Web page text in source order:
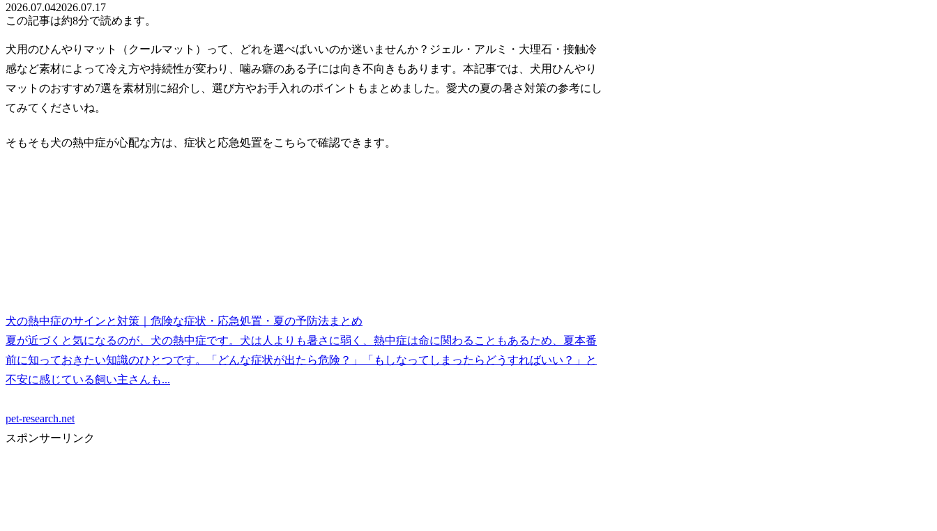
2026.07.042026.07.17
この記事は約8分で読めます。
犬用のひんやりマット（クールマット）って、どれを選べばいいのか迷いませんか？ジェル・アルミ・大理石・接触冷
感など素材によって冷え方や持続性が変わり、噛み癖のある子には向き不向きもあります。本記事では、犬用ひんやり
マットのおすすめ7選を素材別に紹介し、選び方やお手入れのポイントもまとめました。愛犬の夏の暑さ対策の参考にし
てみてくださいね。
そもそも犬の熱中症が心配な方は、症状と応急処置をこちらで確認できます。
犬の熱中症のサインと対策｜危険な症状・応急処置・夏の予防法まとめ
夏が近づくと気になるのが、犬の熱中症です。犬は人よりも暑さに弱く、熱中症は命に関わることもあるため、夏本番
前に知っておきたい知識のひとつです。「どんな症状が出たら危険？」「もしなってしまったらどうすればいい？」と
不安に感じている飼い主さんも...
pet-research.net
スポンサーリンク